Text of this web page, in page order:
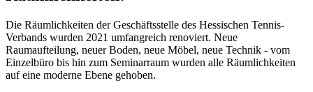
Die Räumlichkeiten der Geschäftsstelle des Hessischen Tennis-
Verbands wurden 2021 umfangreich renoviert. Neue
Raumaufteilung, neuer Boden, neue Möbel, neue Technik - vom
Einzelbüro bis hin zum Seminarraum wurden alle Räumlichkeiten
auf eine moderne Ebene gehoben.